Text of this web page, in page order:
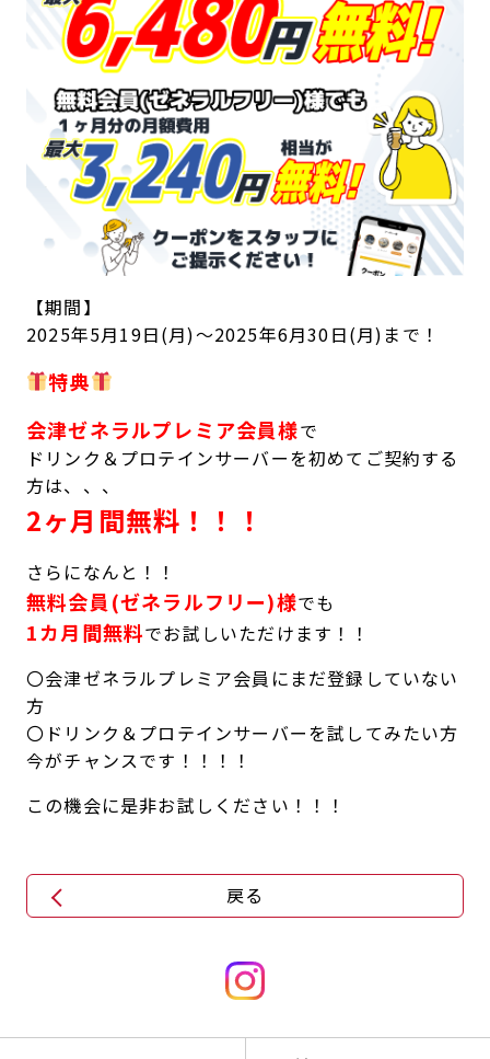
【期間】
2025年5月19日(月)～2025年6月30日(月)まで！
特典
会津ゼネラルプレミア会員様で
ドリンク＆プロテインサーバーを初めてご契約する
方は、、、
2ヶ月間無料！！！
さらになんと！！
無料会員(ゼネラルフリー)様でも
1カ月間無料でお試しいただけます！！
〇会津ゼネラルプレミア会員にまだ登録していない
方
〇ドリンク＆プロテインサーバーを試してみたい方
今がチャンスです！！！！
この機会に是非お試しください！！！
戻る